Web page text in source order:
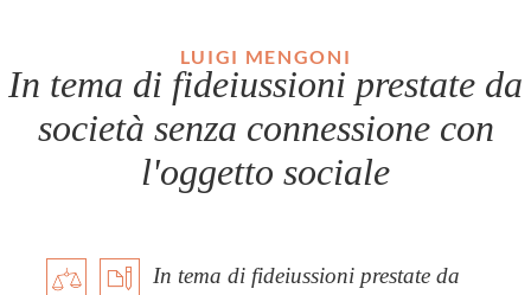
LUIGI MENGONI
In tema di fideiussioni prestate da
società senza connessione con
l'oggetto sociale
In tema di fideiussioni prestate da